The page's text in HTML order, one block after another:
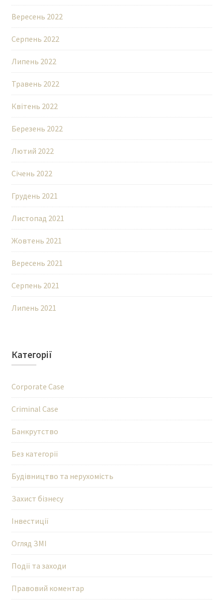
Вересень 2022
Серпень 2022
Липень 2022
Травень 2022
Квітень 2022
Березень 2022
Лютий 2022
Січень 2022
Грудень 2021
Листопад 2021
Жовтень 2021
Вересень 2021
Серпень 2021
Липень 2021
Категорії
Corporate Case
Criminal Case
Банкрутство
Без категорії
Будівництво та нерухомість
Захист бізнесу
Інвестиції
Огляд ЗМІ
Події та заходи
Правовий коментар